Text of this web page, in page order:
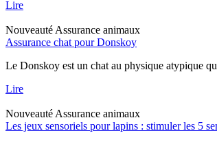
Lire
Nouveauté Assurance animaux
Assurance chat pour Donskoy
Le Donskoy est un chat au physique atypique
Lire
Nouveauté Assurance animaux
Les jeux sensoriels pour lapins : stimuler les 5